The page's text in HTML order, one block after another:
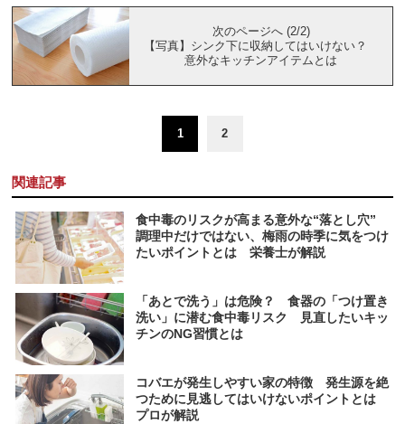
次のページへ (2/2)
【写真】シンク下に収納してはいけない？
意外なキッチンアイテムとは
1 2
関連記事
食中毒のリスクが高まる意外な“落とし穴”
調理中だけではない、梅雨の時季に気をつけ
たいポイントとは 栄養士が解説
「あとで洗う」は危険？ 食器の「つけ置き
洗い」に潜む食中毒リスク 見直したいキッ
チンのNG習慣とは
コバエが発生しやすい家の特徴 発生源を絶
つために見逃してはいけないポイントとは
プロが解説